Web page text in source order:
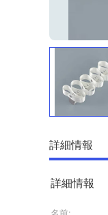
詳細情報
詳細情報